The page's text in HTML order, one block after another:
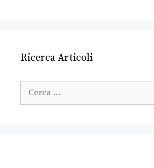
Ricerca Articoli